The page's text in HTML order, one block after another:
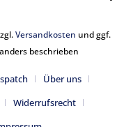
Versandkosten und ggf.
beschrieben
Über uns
Widerrufsrecht